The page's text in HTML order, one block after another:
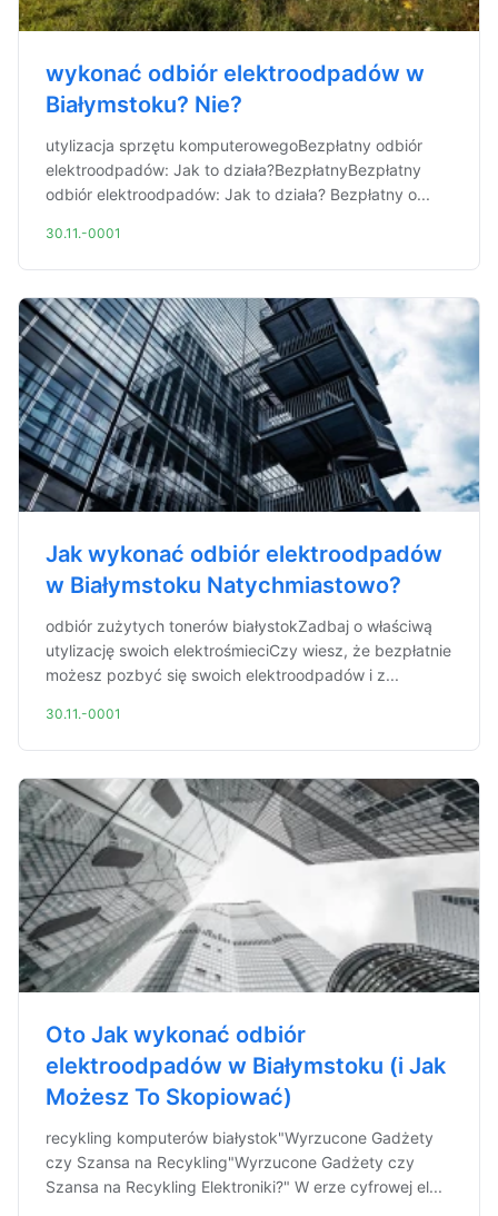
wykonać odbiór elektroodpadów w
Białymstoku? Nie?
utylizacja sprzętu komputerowegoBezpłatny odbiór
elektroodpadów: Jak to działa?BezpłatnyBezpłatny
odbiór elektroodpadów: Jak to działa? Bezpłatny o...
30.11.-0001
Jak wykonać odbiór elektroodpadów
w Białymstoku Natychmiastowo?
odbiór zużytych tonerów białystokZadbaj o właściwą
utylizację swoich elektrośmieciCzy wiesz, że bezpłatnie
możesz pozbyć się swoich elektroodpadów i z...
30.11.-0001
Oto Jak wykonać odbiór
elektroodpadów w Białymstoku (i Jak
Możesz To Skopiować)
recykling komputerów białystok"Wyrzucone Gadżety
czy Szansa na Recykling"Wyrzucone Gadżety czy
Szansa na Recykling Elektroniki?" W erze cyfrowej el...